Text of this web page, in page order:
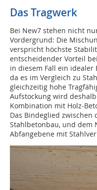
Das Tragwerk
Bei New7 stehen nicht
Vordergrund: Die
verspricht höchste
entscheidender Vorteil
in diesem Fall ein
da es im Vergleich zu
gleichzeitig hohe
Aufstockung wird
Kombination mit Holz-
Das Bindeglied zwischen
Stahlbetonbau, und dem
Abfangebene mit